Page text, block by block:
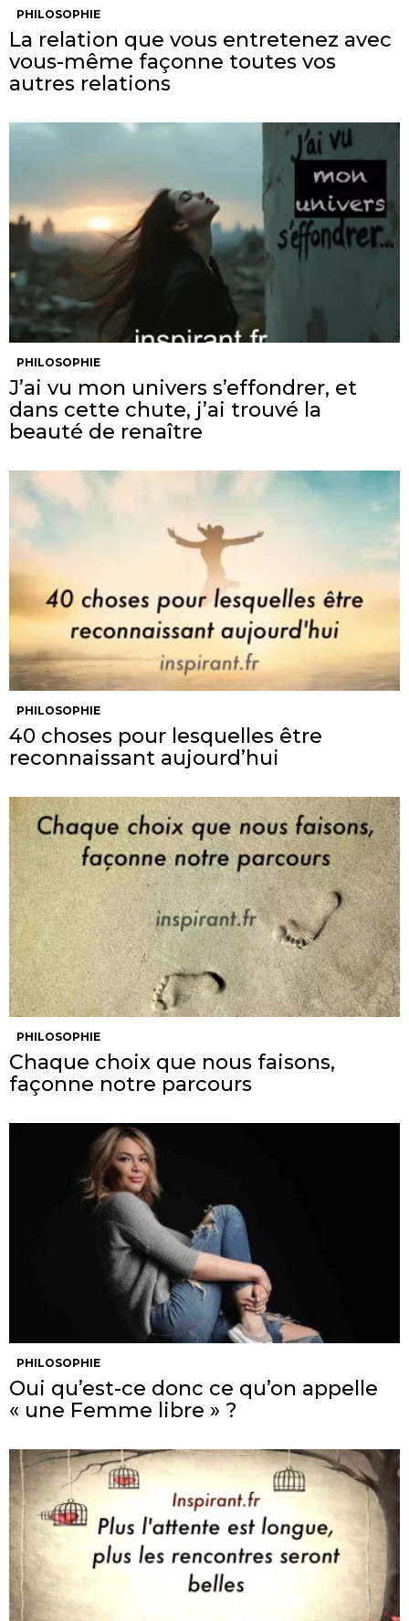
PHILOSOPHIE
La relation que vous entretenez avec
vous-même façonne toutes vos
autres relations
PHILOSOPHIE
J’ai vu mon univers s’effondrer, et
dans cette chute, j’ai trouvé la
beauté de renaître
PHILOSOPHIE
40 choses pour lesquelles être
reconnaissant aujourd’hui
PHILOSOPHIE
Chaque choix que nous faisons,
façonne notre parcours
PHILOSOPHIE
Oui qu’est-ce donc ce qu’on appelle
« une Femme libre » ?